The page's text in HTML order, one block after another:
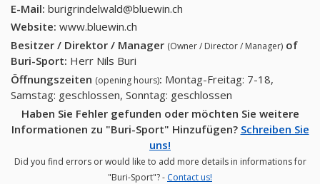
E-Mail: burigrindelwald@bluewin.ch
Website: www.bluewin.ch
Besitzer / Direktor / Manager (Owner / Director / Manager) of
Buri-Sport: Herr Nils Buri
Öffnungszeiten (opening hours): Montag-Freitag: 7-18,
Samstag: geschlossen, Sonntag: geschlossen
Haben Sie Fehler gefunden oder möchten Sie weitere
Informationen zu "Buri-Sport" Hinzufügen? Schreiben Sie
uns!
Did you find errors or would like to add more details in informations for
"Buri-Sport"? - Contact us!